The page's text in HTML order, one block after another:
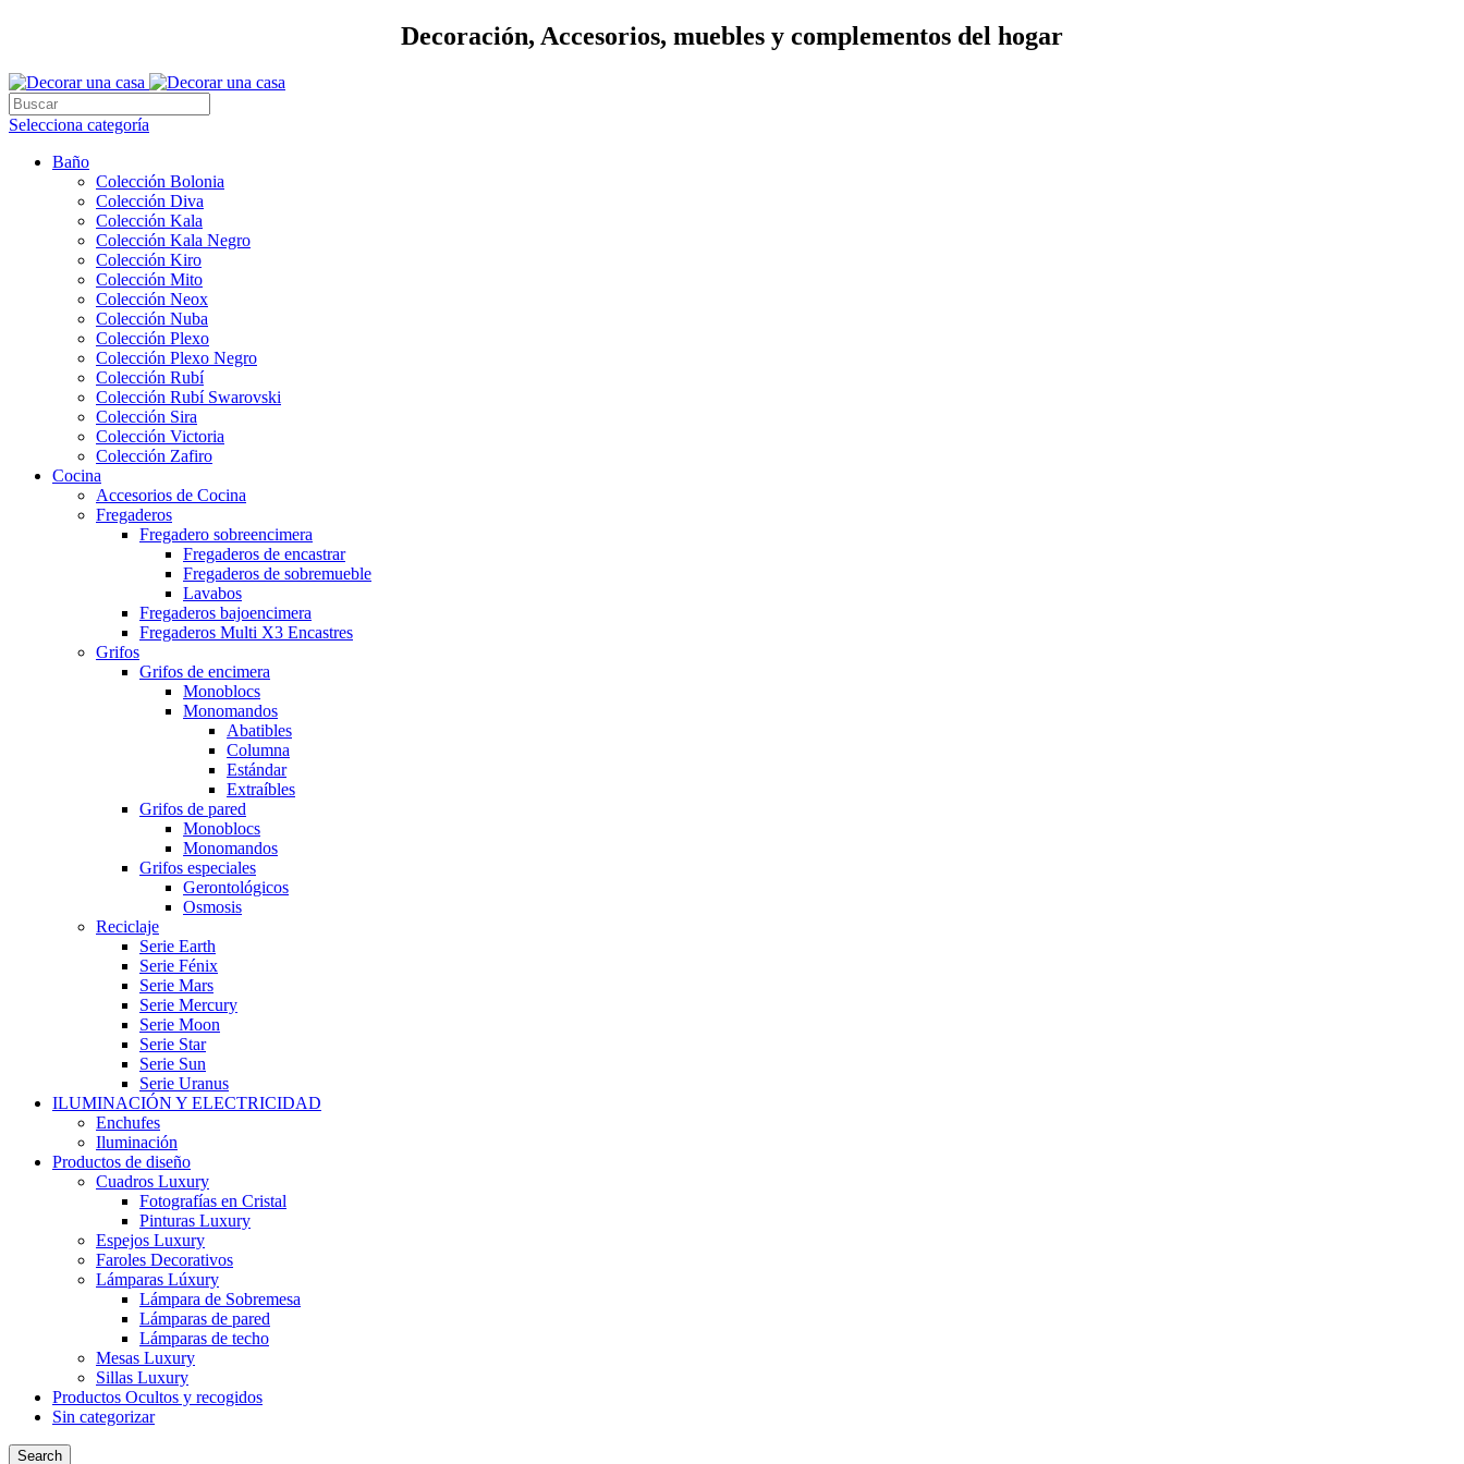
Decoración, Accesorios, muebles y complementos del hogar
Selecciona categoría
Baño
Colección Bolonia
Colección Diva
Colección Kala
Colección Kala Negro
Colección Kiro
Colección Mito
Colección Neox
Colección Nuba
Colección Plexo
Colección Plexo Negro
Colección Rubí
Colección Rubí Swarovski
Colección Sira
Colección Victoria
Colección Zafiro
Cocina
Accesorios de Cocina
Fregaderos
Fregadero sobreencimera
Fregaderos de encastrar
Fregaderos de sobremueble
Lavabos
Fregaderos bajoencimera
Fregaderos Multi X3 Encastres
Grifos
Grifos de encimera
Monoblocs
Monomandos
Abatibles
Columna
Estándar
Extraíbles
Grifos de pared
Monoblocs
Monomandos
Grifos especiales
Gerontológicos
Osmosis
Reciclaje
Serie Earth
Serie Fénix
Serie Mars
Serie Mercury
Serie Moon
Serie Star
Serie Sun
Serie Uranus
ILUMINACIÓN Y ELECTRICIDAD
Enchufes
Iluminación
Productos de diseño
Cuadros Luxury
Fotografías en Cristal
Pinturas Luxury
Espejos Luxury
Faroles Decorativos
Lámparas Lúxury
Lámpara de Sobremesa
Lámparas de pared
Lámparas de techo
Mesas Luxury
Sillas Luxury
Productos Ocultos y recogidos
Sin categorizar
Search